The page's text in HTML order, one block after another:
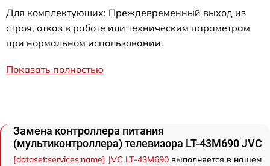
Для комплектующих: Преждевременный выход из
строя, отказ в работе или техническим параметрам
при нормальном использовании.
Показать полностью
Замена контроллера питания
(мультиконтроллера) телевизора LT-43M690 JVC
[dataset:services:name] JVC LT-43M690 выполняется в нашем